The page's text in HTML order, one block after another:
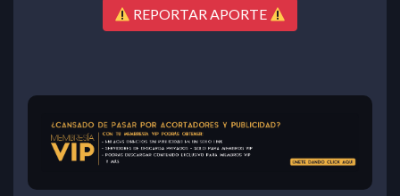
REPORTAR APORTE